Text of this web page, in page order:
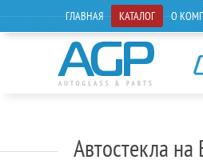
ГЛАВНАЯ КАТАЛОГ О
Автостекла на